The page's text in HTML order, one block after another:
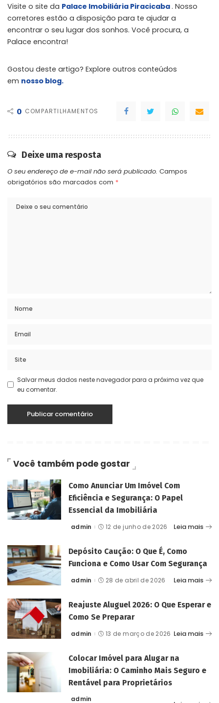
Visite o site da Palace Imobiliária Piracicaba. Nosso
corretores estão a disposição para te ajudar a
encontrar o seu lugar dos sonhos. Você procura, a
Palace encontra!
Gostou deste artigo? Explore outros conteúdos
em nosso blog.
0 COMPARTILHAMENTOS
Deixe uma resposta
O seu endereço de e-mail não será publicado. Campos
obrigatórios são marcados com *
Salvar meus dados neste navegador para a próxima vez que
eu comentar.
Você também pode gostar
Como Anunciar Um Imóvel Com
Eficiência e Segurança: O Papel
Essencial da Imobiliária
Posted
admin 12 de junho de 2026 Leia mais
Depósito Caução: O Que É, Como
Funciona e Como Usar Com Segurança
Posted
admin 28 de abril de 2026 Leia mais
Reajuste Aluguel 2026: O Que Esperar e
Como Se Preparar
Posted
admin 13 de março de 2026 Leia mais
Colocar Imóvel para Alugar na
Imobiliária: O Caminho Mais Seguro e
Rentável para Proprietários
Posted
admin